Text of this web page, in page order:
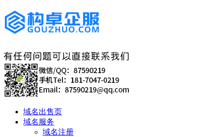
域名出售页
域名服务
域名注册